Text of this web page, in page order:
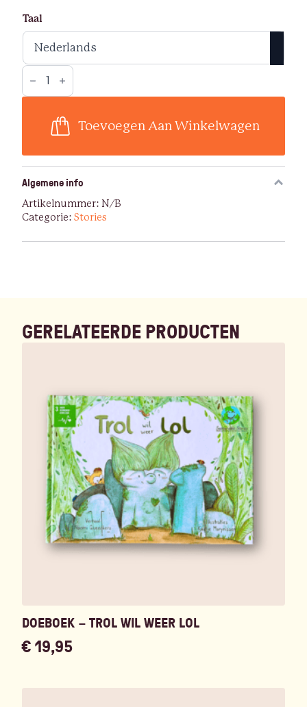
Taal
Doeboek
wil
aantal
Toevoegen Aan Winkelwagen
Algemene info
Artikelnummer: N/B
Categorie: Stories
GERELATEERDE PRODUCTEN
DOEBOEK – TROL WIL WEER LOL
€19,95